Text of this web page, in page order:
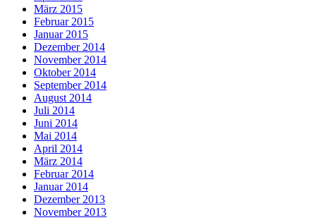
März 2015
Februar 2015
Januar 2015
Dezember 2014
November 2014
Oktober 2014
September 2014
August 2014
Juli 2014
Juni 2014
Mai 2014
April 2014
März 2014
Februar 2014
Januar 2014
Dezember 2013
November 2013